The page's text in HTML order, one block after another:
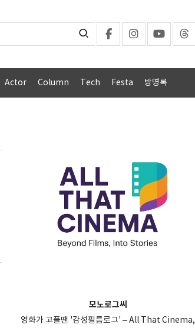
Actor Column Tech Festa 방명록
모노로그씨
영화가 고플땐 '감성필름로그' – All That Cinema,